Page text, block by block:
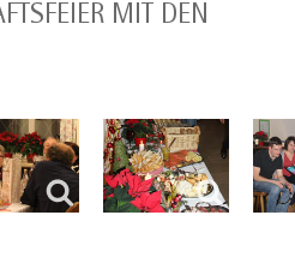
MIT DEN